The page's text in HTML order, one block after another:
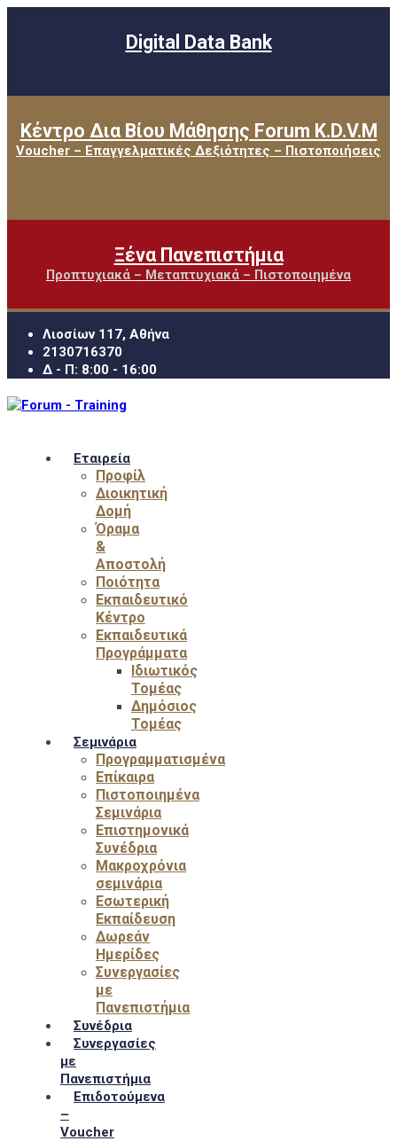
Digital Data Bank
Κέντρο Δια Βίου Μάθησης Forum K.D.V.M
Voucher – Επαγγελματικές Δεξιότητες – Πιστοποιήσεις
Ξένα Πανεπιστήμια
Προπτυχιακά – Μεταπτυχιακά – Πιστοποιημένα
Λιοσίων 117, Αθήνα
2130716370
Δ - Π: 8:00 - 16:00
Εταιρεία
Προφίλ
Διοικητική
Δομή
Όραμα
&
Αποστολή
Ποιότητα
Εκπαιδευτικό
Κέντρο
Εκπαιδευτικά
Προγράμματα
Ιδιωτικός
Τομέας
Δημόσιος
Τομέας
Σεμινάρια
Προγραμματισμένα
Επίκαιρα
Πιστοποιημένα
Σεμινάρια
Επιστημονικά
Συνέδρια
Μακροχρόνια
σεμινάρια
Εσωτερική
Εκπαίδευση
Δωρεάν
Ημερίδες
Συνεργασίες
με
Πανεπιστήμια
Συνέδρια
Συνεργασίες
με
Πανεπιστήμια
Επιδοτούμενα
–
Voucher